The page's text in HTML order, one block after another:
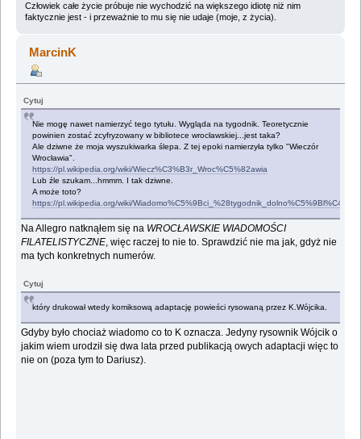
Człowiek całe życie próbuje nie wychodzić na większego idiotę niż nim
faktycznie jest - i przeważnie to mu się nie udaje (moje, z życia).
MarcinK
Cytuj
Nie mogę nawet namierzyć tego tytułu. Wygląda na tygodnik. Teoretycznie
powinien zostać zcyfryzowany w bibliotece wrocławskiej...jest taka?
Ale dziwne że moja wyszukiwarka ślepa. Z tej epoki namierzyła tylko "Wieczór
Wrocławia".
https://pl.wikipedia.org/wiki/Wiecz%C3%B3r_Wroc%C5%82awia
Lub źle szukam...hmmm. I tak dziwne.
A może toto?
https://pl.wikipedia.org/wiki/
Na Allegro natknąłem się na WROCŁAWSKIE WIADOMOŚCI
FILATELISTYCZNE, więc raczej to nie to. Sprawdzić nie ma jak, gdyż nie
ma tych konkretnych numerów.
Cytuj
który drukował wtedy komiksową adaptację powieści rysowaną przez K.Wójcika.
Gdyby było chociaż wiadomo co to K oznacza. Jedyny rysownik Wójcik o
jakim wiem urodził się dwa lata przed publikacją owych adaptacji więc to
nie on (poza tym to Dariusz).